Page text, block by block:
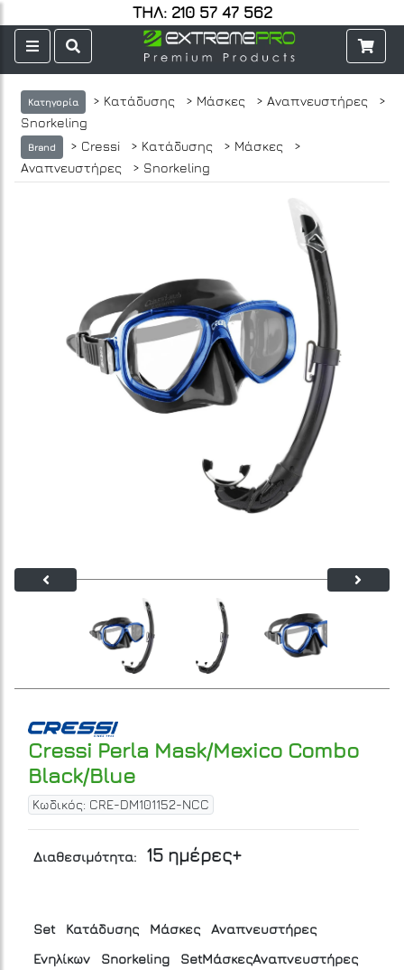
ΤΗΛ: 210 57 47 562
Κατηγορία > Κατάδυσης > Μάσκες > Αναπνευστήρες
>
Snorkeling
Brand > Cressi > Κατάδυσης > Μάσκες
>
Αναπνευστήρες
> Snorkeling
Cressi Perla Mask/Mexico Combo
Black/Blue
Κωδικός: CRE-DM101152-NCC
Διαθεσιμότητα: 15 ημέρες+
Set Κατάδυσης Μάσκες
Αναπνευστήρες
Ενηλίκων
Snorkeling
SetΜάσκεςΑναπνευστήρες